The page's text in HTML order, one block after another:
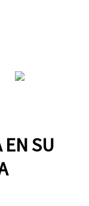
EN SU